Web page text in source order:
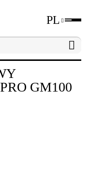
PL
Przyrządy miernicze
GM100